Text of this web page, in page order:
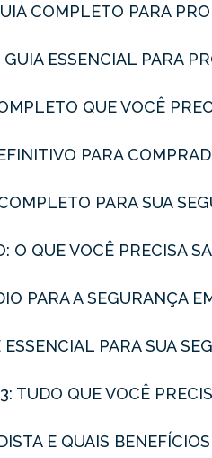
COMPLETO PARA
ESSENCIAL PARA
QUE VOCÊ
PARA
PARA SUA
O QUE VOCÊ PRECISA
PARA A SEGURANÇA
ESSENCIAL PARA SUA
TUDO QUE VOCÊ
E QUAIS